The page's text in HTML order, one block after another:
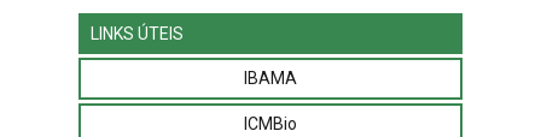
LINKS ÚTEIS
IBAMA
ICMBio